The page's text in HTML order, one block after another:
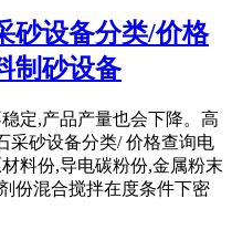
砂设备分类/价格
制砂设备
定,产品产量也会下降。高
采砂设备分类/ 价格查询电
料份,导电碳粉份,金属粉末
份混合搅拌在度条件下密